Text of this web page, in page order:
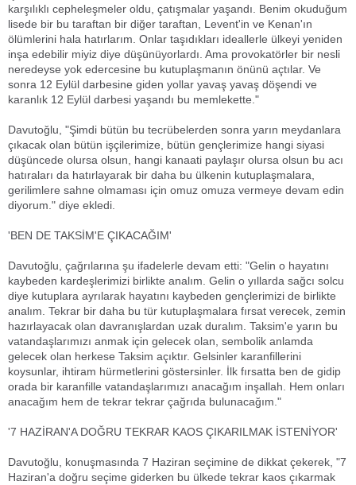
karşılıklı cepheleşmeler oldu, çatışmalar yaşandı. Benim okuduğum
lisede bir bu taraftan bir diğer taraftan, Levent'in ve Kenan'ın
ölümlerini hala hatırlarım. Onlar taşıdıkları ideallerle ülkeyi yeniden
inşa edebilir miyiz diye düşünüyorlardı. Ama provokatörler bir nesli
neredeyse yok edercesine bu kutuplaşmanın önünü açtılar. Ve
sonra 12 Eylül darbesine giden yollar yavaş yavaş döşendi ve
karanlık 12 Eylül darbesi yaşandı bu memlekette."
Davutoğlu, "Şimdi bütün bu tecrübelerden sonra yarın meydanlara
çıkacak olan bütün işçilerimize, bütün gençlerimize hangi siyasi
düşüncede olursa olsun, hangi kanaati paylaşır olursa olsun bu acı
hatıraları da hatırlayarak bir daha bu ülkenin kutuplaşmalara,
gerilimlere sahne olmaması için omuz omuza vermeye devam edin
diyorum." diye ekledi.
'BEN DE TAKSİM'E ÇIKACAĞIM'
Davutoğlu, çağrılarına şu ifadelerle devam etti: "Gelin o hayatını
kaybeden kardeşlerimizi birlikte analım. Gelin o yıllarda sağcı solcu
diye kutuplara ayrılarak hayatını kaybeden gençlerimizi de birlikte
analım. Tekrar bir daha bu tür kutuplaşmalara fırsat verecek, zemin
hazırlayacak olan davranışlardan uzak duralım. Taksim'e yarın bu
vatandaşlarımızı anmak için gelecek olan, sembolik anlamda
gelecek olan herkese Taksim açıktır. Gelsinler karanfillerini
koysunlar, ihtiram hürmetlerini göstersinler. İlk fırsatta ben de gidip
orada bir karanfille vatandaşlarımızı anacağım inşallah. Hem onları
anacağım hem de tekrar tekrar çağrıda bulunacağım."
'7 HAZİRAN'A DOĞRU TEKRAR KAOS ÇIKARILMAK İSTENİYOR'
Davutoğlu, konuşmasında 7 Haziran seçimine de dikkat çekerek, "7
Haziran'a doğru seçime giderken bu ülkede tekrar kaos çıkarmak